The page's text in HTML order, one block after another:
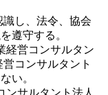
し、法令、協会
遵守する。
経営コンサルタン
コンサルタント
い。
サルタント法人